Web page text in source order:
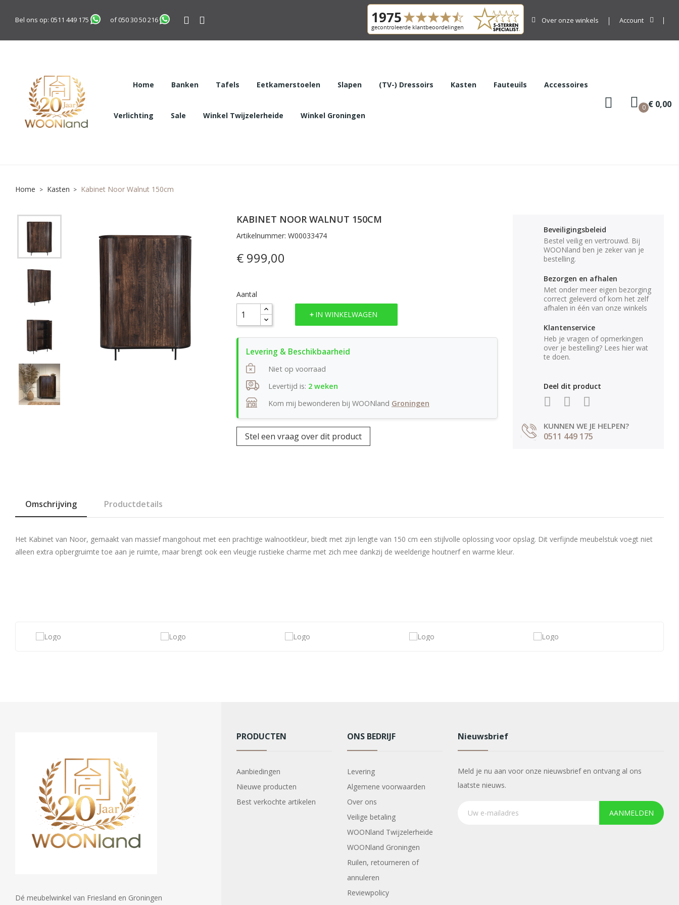
Bel ons op: 0511 449 175 of050 30 50 216 Over onze winkels Account
Home Banken Tafels Eetkamerstoelen Slapen (TV-) Dressoirs Kasten Fauteuils Accessoires
Verlichting Sale Winkel Twijzelerheide Winkel Groningen
0 € 0,00
Home Kasten Kabinet Noor Walnut 150cm
KABINET NOOR WALNUT 150CM
Artikelnummer: W00033474
€ 999,00
Aantal
IN WINKELWAGEN
Niet op voorraad
Levertijd is: 2 weken
Kom mij bewonderen bij WOONland Groningen
Stel een vraag over dit product
Beveiligingsbeleid
Bestel veilig en vertrouwd. Bij
WOONland ben je zeker van je
bestelling.
Bezorgen en afhalen
Met onder meer eigen bezorging
correct geleverd of kom het zelf
afhalen in één van onze winkels
Klantenservice
Heb je vragen of opmerkingen
over je bestelling? Lees hier wat
te doen.
Deel dit product
KUNNEN WE JE HELPEN?
0511 449 175
Omschrijving Productdetails
Het Kabinet van Noor, gemaakt van massief mangohout met een prachtige walnootkleur, biedt met zijn lengte van 150 cm een stijlvolle oplossing voor opslag. Dit verfijnde meubelstuk voegt niet
alleen extra opbergruimte toe aan je ruimte, maar brengt ook een vleugje rustieke charme met zich mee dankzij de weelderige houtnerf en warme kleur.
Dé meubelwinkel van Friesland en Groningen
PRODUCTEN
Aanbiedingen
Nieuwe producten
Best verkochte artikelen
ONS BEDRIJF
Levering
Algemene voorwaarden
Over ons
Veilige betaling
WOONland Twijzelerheide
WOONland Groningen
Ruilen, retourneren of
annuleren
Reviewpolicy
Nieuwsbrief
Meld je nu aan voor onze nieuwsbrief en ontvang al ons
laatste nieuws.
AANMELDEN